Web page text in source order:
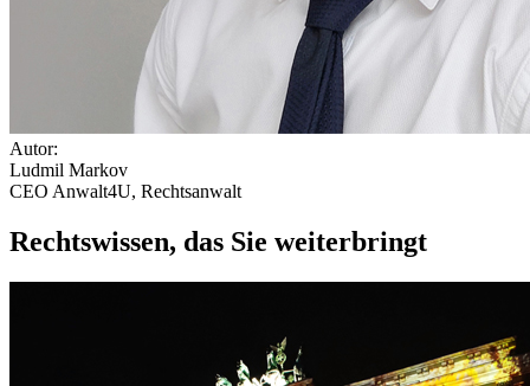
Autor:
Ludmil Markov
CEO Anwalt4U, Rechtsanwalt
Rechtswissen, das Sie weiterbringt